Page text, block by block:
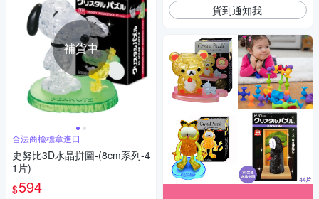
補貨中
合法商檢標章進口
史努比3D水晶拼圖-(8cm系列-4
1片)
$594
貨到通知我